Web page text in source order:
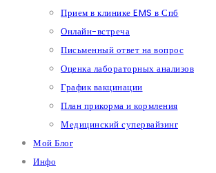
Прием в клинике EMS в Спб
Онлайн-встреча
Письменный ответ на вопрос
Оценка лабораторных анализов
График вакцинации
План прикорма и кормления
Медицинский супервайзинг
Мой Блог
Инфо